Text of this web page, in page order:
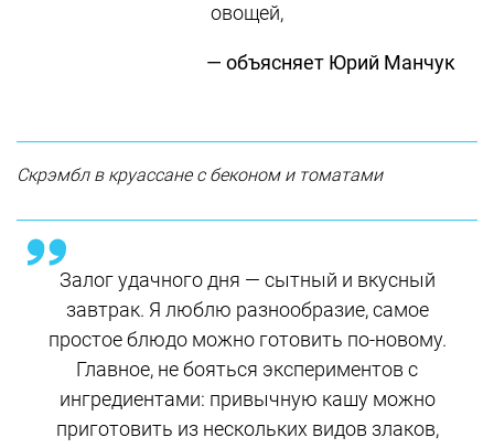
овощей,
— объясняет Юрий Манчук
Скрэмбл в круассане с беконом и томатами
Залог удачного дня — сытный и вкусный
завтрак. Я люблю разнообразие, самое
простое блюдо можно готовить по-новому.
Главное, не бояться экспериментов с
ингредиентами: привычную кашу можно
приготовить из нескольких видов злаков,